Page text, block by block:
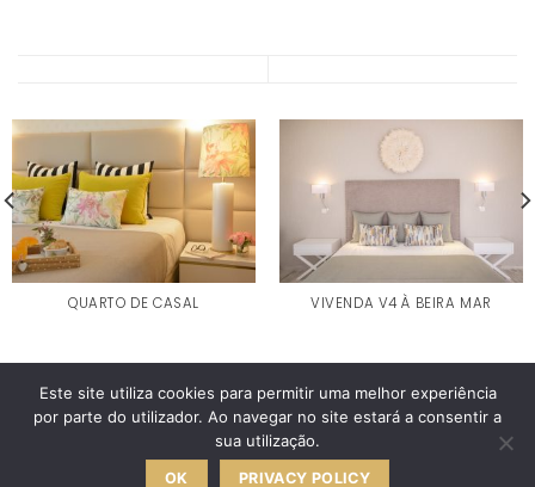
QUARTO DE CASAL VIVENDA V4 À BEIRA MAR
POLÍTICA DE PRIVACIDADE
TERMOS & CONDIÇÕES
TROCAS & DEVOLUÇÕES
LIVRO DE RECLAMAÇÕES ONLINE
ANA OLIVEIRA • HOME DESIGN2026 © Desenvolvido pela
Este site utiliza cookies para permitir uma melhor experiência
por parte do utilizador. Ao navegar no site estará a consentir a
sua utilização.
OK PRIVACY POLICY